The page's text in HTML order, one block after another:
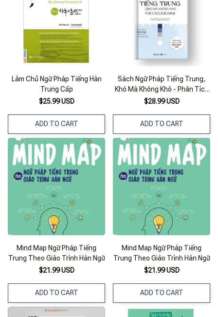
Làm Chủ Ngữ Pháp Tiếng Hàn
Trung Cấp
$25.99 USD
ADD TO CART
Sách Ngữ Pháp Tiếng Trung,
Khó Mà Không Khó - Phân Tích
Lỗi Sai Ngữ Pháp Tiếng Trung
$28.99 USD
ADD TO CART
Mind Map Ngữ Pháp Tiếng
Trung Theo Giáo Trình Hán Ngữ
$21.99 USD
ADD TO CART
Mind Map Ngữ Pháp Tiếng
Trung Theo Giáo Trình Hán Ngữ
$21.99 USD
ADD TO CART